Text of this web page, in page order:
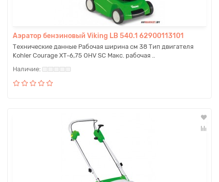
Аэратор бензиновый Viking LB 540.1 62900113101
Технические данные Рабочая ширина см 38 Тип двигателя
Kohler Courage XT-6,75 OHV SC Макс. рабочая ..